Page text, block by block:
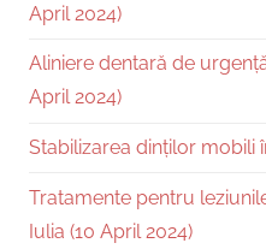
April 2024)
Aliniere dentară de
April 2024)
Stabilizarea dinților mobili
Tratamente pentru
Iulia (10 April 2024)